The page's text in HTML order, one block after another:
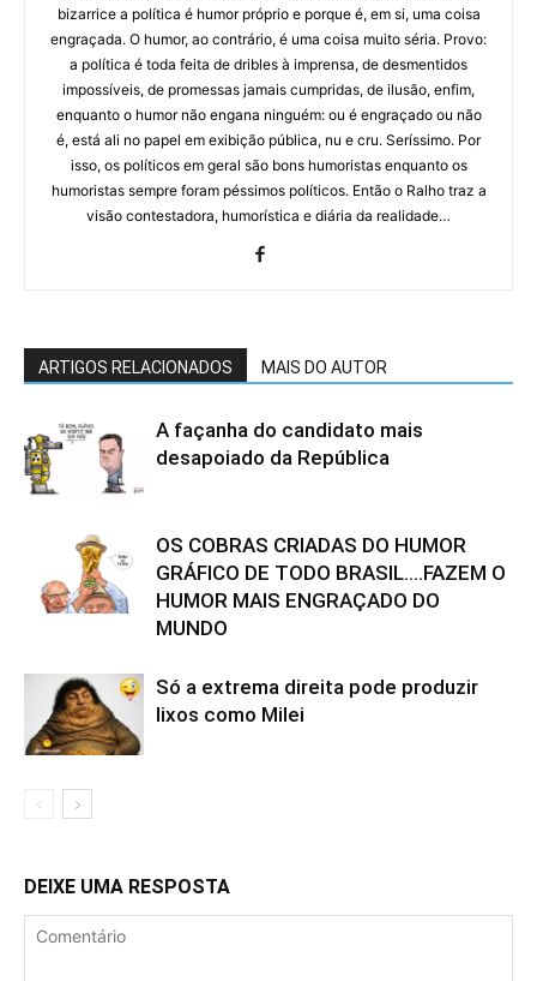
bizarrice a política é humor próprio e porque é, em si, uma coisa
engraçada. O humor, ao contrário, é uma coisa muito séria. Provo:
a política é toda feita de dribles à imprensa, de desmentidos
impossíveis, de promessas jamais cumpridas, de ilusão, enfim,
enquanto o humor não engana ninguém: ou é engraçado ou não
é, está ali no papel em exibição pública, nu e cru. Seríssimo. Por
isso, os políticos em geral são bons humoristas enquanto os
humoristas sempre foram péssimos políticos. Então o Ralho traz a
visão contestadora, humorística e diária da realidade…
ARTIGOS RELACIONADOS MAIS DO AUTOR
A façanha do candidato mais
desapoiado da República
OS COBRAS CRIADAS DO HUMOR
GRÁFICO DE TODO BRASIL….FAZEM O
HUMOR MAIS ENGRAÇADO DO
MUNDO
Só a extrema direita pode produzir
lixos como Milei
DEIXE UMA RESPOSTA